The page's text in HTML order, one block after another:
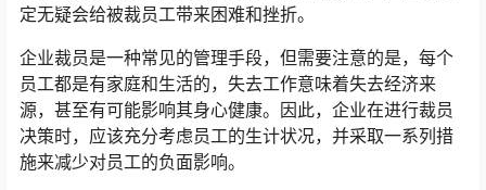
定无疑会给被裁员工带来困难和挫折。
企业裁员是一种常见的管理手段，但需要注意的是，每个
员工都是有家庭和生活的，失去工作意味着失去经济来
源，甚至有可能影响其身心健康。因此，企业在进行裁员
决策时，应该充分考虑员工的生计状况，并采取一系列措
施来减少对员工的负面影响。